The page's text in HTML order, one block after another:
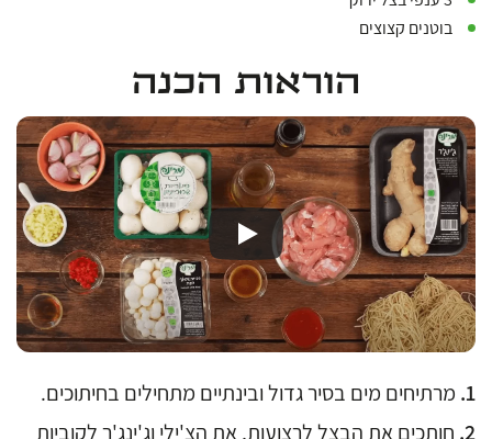
בוטנים קצוצים
הוראות הכנה
מרתיחים מים בסיר גדול ובינתיים מתחילים בחיתוכים.
חותכים את הבצל לרצועות, את הצ'ילי וג'ינג'ר לקוביות